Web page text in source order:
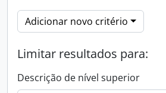
Adicionar novo critério
Limitar resultados para:
Descrição de nível superior